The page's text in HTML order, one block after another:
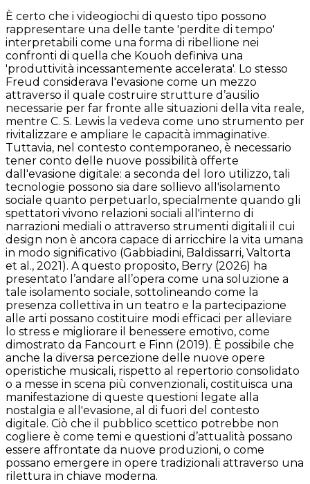
È certo che i videogiochi di questo tipo possono
rappresentare una delle tante 'perdite di tempo'
interpretabili come una forma di ribellione nei
confronti di quella che Kouoh definiva una
'produttività incessantemente accelerata'. Lo stesso
Freud considerava l'evasione come un mezzo
attraverso il quale costruire strutture d’ausilio
necessarie per far fronte alle situazioni della vita reale,
mentre C. S. Lewis la vedeva come uno strumento per
rivitalizzare e ampliare le capacità immaginative.
Tuttavia, nel contesto contemporaneo, è necessario
tener conto delle nuove possibilità offerte
dall'evasione digitale: a seconda del loro utilizzo, tali
tecnologie possono sia dare sollievo all'isolamento
sociale quanto perpetuarlo, specialmente quando gli
spettatori vivono relazioni sociali all'interno di
narrazioni mediali o attraverso strumenti digitali il cui
design non è ancora capace di arricchire la vita umana
in modo significativo (Gabbiadini, Baldissarri, Valtorta
et al., 2021). A questo proposito, Berry (2026) ha
presentato l’andare all’opera come una soluzione a
tale isolamento sociale, sottolineando come la
presenza collettiva in un teatro e la partecipazione
alle arti possano costituire modi efficaci per alleviare
lo stress e migliorare il benessere emotivo, come
dimostrato da Fancourt e Finn (2019). È possibile che
anche la diversa percezione delle nuove opere
operistiche musicali, rispetto al repertorio consolidato
o a messe in scena più convenzionali, costituisca una
manifestazione di queste questioni legate alla
nostalgia e all'evasione, al di fuori del contesto
digitale. Ciò che il pubblico scettico potrebbe non
cogliere è come temi e questioni d’attualità possano
essere affrontate da nuove produzioni, o come
possano emergere in opere tradizionali attraverso una
rilettura in chiave moderna.